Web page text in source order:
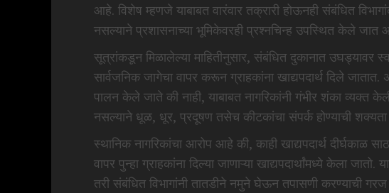
आहे. विशेष म्हणजे याबाबत वारंवार तक्रारी होऊनही संबंधित
नसल्याने प्रशासनाच्या भूमिकेवरही प्रश्नचिन्ह उपस्थित केले जात
सूत्रांकडून मिळालेल्या माहितीनुसार, संबंधित दुकानात उघड्यावर
सार्वजनिक जागेचा वापर करून ग्राहकांना खाद्यपदार्थ दिले
पालन केले जाते की नाही, याबाबत नागरिकांनी गंभीर शंका व्यक्त
नसल्याने धूळ, धूर, प्रदूषण तसेच कीटकांचा संपर्क होण्याची शक्यता
स्थानिक नागरिकांचा आरोप आहे की, काही खाद्यपदार्थ दीर्घकाळ
वापर पुन्हा ग्राहकांना दिल्या जाणाऱ्या खाद्यपदार्थांमध्ये केला
तरी संबंधित विभागांनी तातडीने नमुने घेऊन तपासणी करण्याची